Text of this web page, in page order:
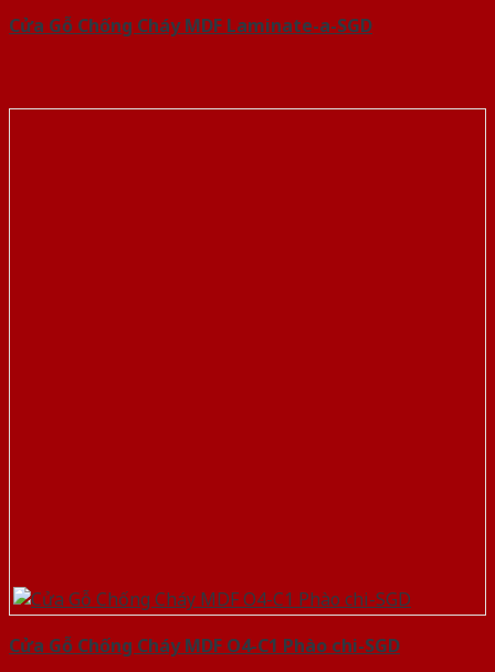
Cửa Gỗ Chống Cháy MDF Laminate-a-SGD
Cửa Gỗ Chống Cháy MDF O4-C1 Phào chi-SGD